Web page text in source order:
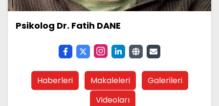
Psikolog Dr. Fatih DANE
Haberleri Makaleleri
Galerileri
Videoları